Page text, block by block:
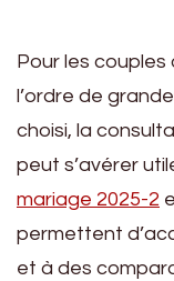
Pour les
l’ordre de
choisi, la
peut s’avérer
mariage 2025-2
permettent
et à des